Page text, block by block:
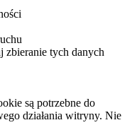
zbieranie tych danych
są potrzebne do
działania witryny. Nie